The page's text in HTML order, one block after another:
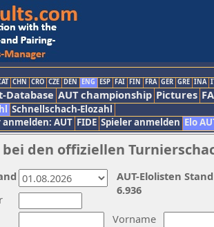
CHN CRO CZE DEN ENG ESP FAI FIN FRA GER GRE INA
Database AUT championship Pictures
Schnellschach-Elozahl
AUT FIDE Spieler anmelden Elo
den offiziellen
Vorname
AUT-Elolisten
6.936